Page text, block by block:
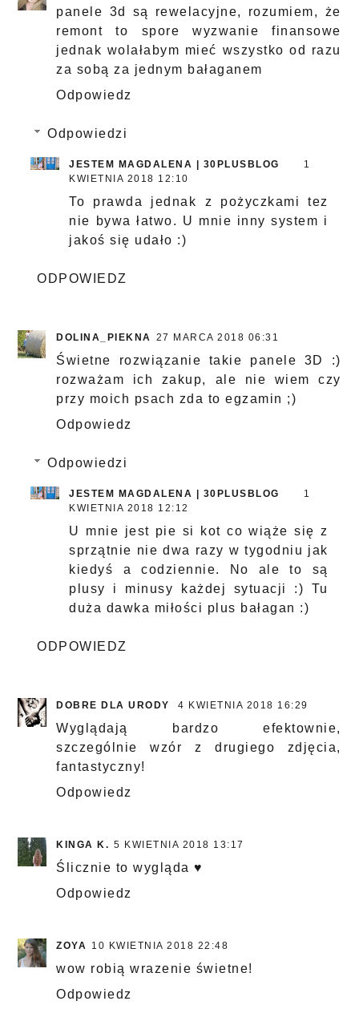
panele 3d są rewelacyjne, rozumiem, że
remont to spore wyzwanie finansowe
jednak wolałabym mieć wszystko od razu
za sobą za jednym bałaganem
Odpowiedz
Odpowiedzi
JESTEM MAGDALENA | 30PLUSBLOG
1
KWIETNIA 2018 12:10
To prawda jednak z pożyczkami tez
nie bywa łatwo. U mnie inny system i
jakoś się udało :)
ODPOWIEDZ
DOLINA_PIEKNA 27 MARCA 2018 06:31
Świetne rozwiązanie takie panele 3D :)
rozważam ich zakup, ale nie wiem czy
przy moich psach zda to egzamin ;)
Odpowiedz
Odpowiedzi
JESTEM MAGDALENA | 30PLUSBLOG
1
KWIETNIA 2018 12:12
U mnie jest pie si kot co wiąże się z
sprzątnie nie dwa razy w tygodniu jak
kiedyś a codziennie. No ale to są
plusy i minusy każdej sytuacji :) Tu
duża dawka miłości plus bałagan :)
ODPOWIEDZ
DOBRE DLA URODY 4 KWIETNIA 2018 16:29
Wyglądają bardzo efektownie,
szczególnie wzór z drugiego zdjęcia,
fantastyczny!
Odpowiedz
KINGA K. 5 KWIETNIA 2018 13:17
Ślicznie to wygląda ♥
Odpowiedz
ZOYA 10 KWIETNIA 2018 22:48
wow robią wrazenie świetne!
Odpowiedz